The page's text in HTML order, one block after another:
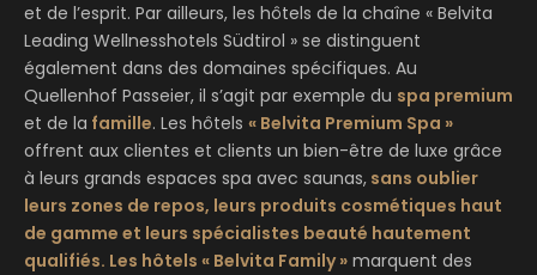
et de l’esprit. Par ailleurs, les hôtels de la chaîne « Belvita
Leading Wellnesshotels Südtirol » se distinguent
également dans des domaines spécifiques. Au
Quellenhof Passeier, il s’agit par exemple du spa premium
et de la famille. Les hôtels « Belvita Premium Spa »
offrent aux clientes et clients un bien-être de luxe grâce
à leurs grands espaces spa avec saunas, sans oublier
leurs zones de repos, leurs produits cosmétiques haut
de gamme et leurs spécialistes beauté hautement
qualifiés. Les hôtels « Belvita Family » marquent des